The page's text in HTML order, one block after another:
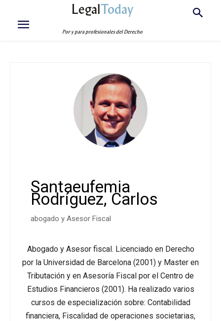
LegalToday
Por y para profesionales del Derecho
Santaeufemia
Rodríguez, Carlos
abogado y Asesor Fiscal
Abogado y Asesor fiscal. Licenciado en Derecho
por la Universidad de Barcelona (2001) y Master en
Tributación y en Asesoría Fiscal por el Centro de
Estudios Financieros (2001). Ha realizado varios
cursos de especialización sobre: Contabilidad
financiera, Fiscalidad de operaciones societarias,